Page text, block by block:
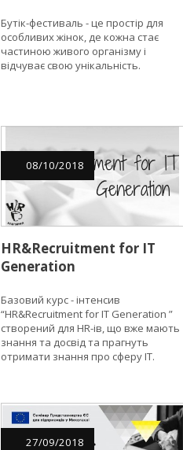
Бутік-фестиваль - це простір для
особливих жінок, де кожна стає
частиною живого організму і
відчуває свою унікальність.
08/10/2018
HR&Recruitment for IT
Generation
Базовий курс - інтенсив
“HR&Recruitment for IT Generation ”
створений для HR-ів, що вже мають
знання та досвід та прагнуть
отримати знання про сферу ІТ.
27/09/2018